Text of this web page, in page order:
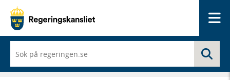
du
börjar
skriva